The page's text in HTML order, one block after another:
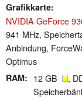
Grafikkarte
NVIDIA GeForce
941 MHz,
Anbindung,
Optimus
RAM 12 GB
,